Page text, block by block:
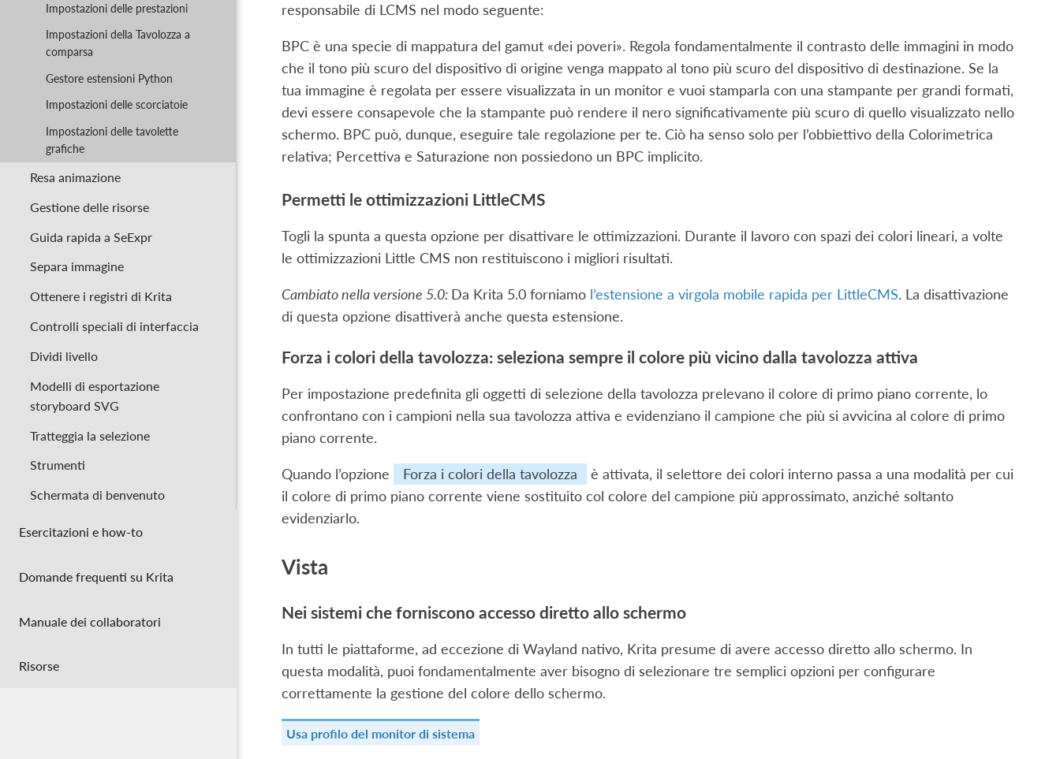
Impostazioni delle prestazioni
Impostazioni della Tavolozza a
comparsa
Gestore estensioni Python
Impostazioni delle scorciatoie
Impostazioni delle tavolette
grafiche
Resa animazione
Gestione delle risorse
Guida rapida a SeExpr
Separa immagine
Ottenere i registri di Krita
Controlli speciali di interfaccia
Dividi livello
Modelli di esportazione
storyboard SVG
Tratteggia la selezione
Strumenti
Schermata di benvenuto
Esercitazioni e how-to
Domande frequenti su Krita
Manuale dei collaboratori
Risorse
responsabile di LCMS nel modo seguente:
BPC è una specie di mappatura del gamut «dei poveri». Regola fondamentalmente il contrasto delle immagini in modo
che il tono più scuro del dispositivo di origine venga mappato al tono più scuro del dispositivo di destinazione. Se la
tua immagine è regolata per essere visualizzata in un monitor e vuoi stamparla con una stampante per grandi formati,
devi essere consapevole che la stampante può rendere il nero significativamente più scuro di quello visualizzato nello
schermo. BPC può, dunque, eseguire tale regolazione per te. Ciò ha senso solo per l’obbiettivo della Colorimetrica
relativa; Percettiva e Saturazione non possiedono un BPC implicito.
Permetti le ottimizzazioni LittleCMS
Togli la spunta a questa opzione per disattivare le ottimizzazioni. Durante il lavoro con spazi dei colori lineari, a volte
le ottimizzazioni Little CMS non restituiscono i migliori risultati.
Cambiato nella versione 5.0: Da Krita 5.0 forniamo l’estensione a virgola mobile rapida per LittleCMS. La disattivazione
di questa opzione disattiverà anche questa estensione.
Forza i colori della tavolozza: seleziona sempre il colore più vicino dalla tavolozza attiva
Per impostazione predefinita gli oggetti di selezione della tavolozza prelevano il colore di primo piano corrente, lo
confrontano con i campioni nella sua tavolozza attiva e evidenziano il campione che più si avvicina al colore di primo
piano corrente.
Quando l’opzione Forza i colori della tavolozza
è attivata, il selettore dei colori interno passa a una modalità per cui
il colore di primo piano corrente viene sostituito col colore del campione più approssimato, anziché soltanto
evidenziarlo.
Vista
Nei sistemi che forniscono accesso diretto allo schermo
In tutti le piattaforme, ad eccezione di Wayland nativo, Krita presume di avere accesso diretto allo schermo. In
questa modalità, puoi fondamentalmente aver bisogno di selezionare tre semplici opzioni per configurare
correttamente la gestione del colore dello schermo.
Usa profilo del monitor di sistema